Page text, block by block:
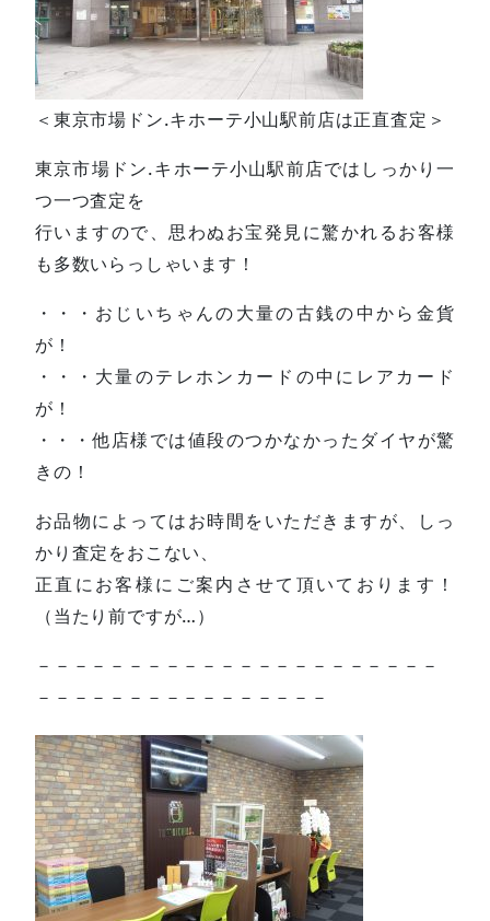
＜東京市場ドン.キホーテ小山駅前店は正直査定＞
東京市場ドン.キホーテ小山駅前店ではしっかり一
つ一つ査定を
行いますので、思わぬお宝発見に驚かれるお客様
も多数いらっしゃいます！
・・・おじいちゃんの大量の古銭の中から金貨
が！
・・・大量のテレホンカードの中にレアカード
が！
・・・他店様では値段のつかなかったダイヤが驚
きの！
お品物によってはお時間をいただきますが、しっ
かり査定をおこない、
正直にお客様にご案内させて頂いております！
（当たり前ですが…）
－－－－－－－－－－－－－－－－－－－－－－
－－－－－－－－－－－－－－－－